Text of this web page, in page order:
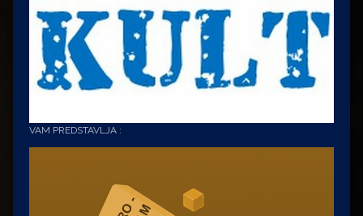
VAM PREDSTAVLJA :